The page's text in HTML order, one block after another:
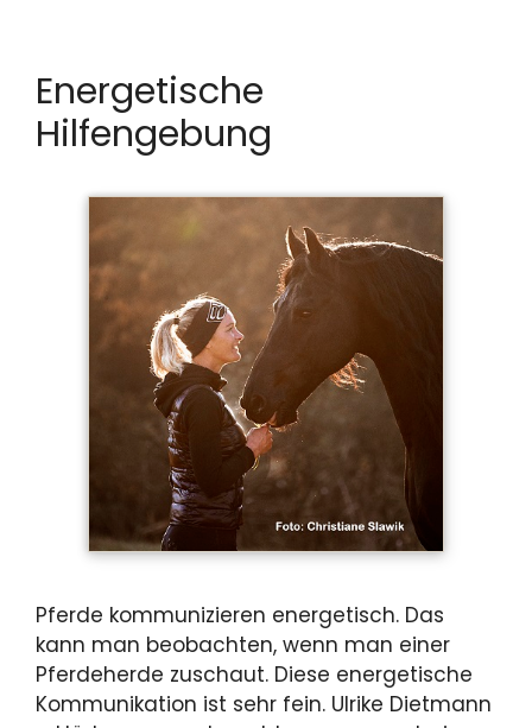
Energetische
Hilfengebung
Pferde kommunizieren energetisch. Das
kann man beobachten, wenn man einer
Pferdeherde zuschaut. Diese energetische
Kommunikation ist sehr fein. Ulrike Dietmann